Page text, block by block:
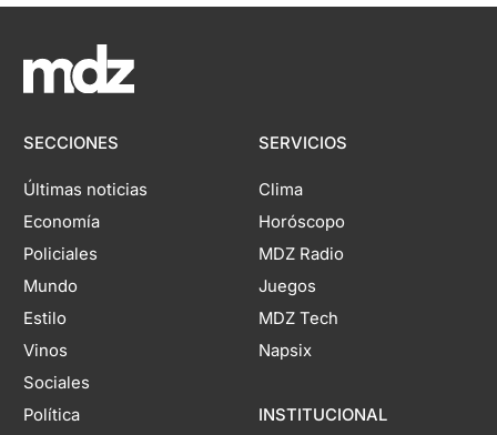
SECCIONES
Últimas noticias
Economía
Policiales
Mundo
Estilo
Vinos
Sociales
Política
SERVICIOS
Clima
Horóscopo
MDZ Radio
Juegos
MDZ Tech
Napsix
INSTITUCIONAL